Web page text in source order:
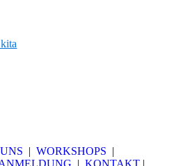
| WORKSHOPS |
ANMELDUNG | KONTAKT|